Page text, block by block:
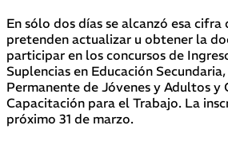
En sólo dos días se alcanzó esa cifra
pretenden actualizar u obtener la
participar en los concursos de
Suplencias en Educación
Permanente de Jóvenes y Adultos y
Capacitación para el Trabajo. La
próximo 31 de marzo.